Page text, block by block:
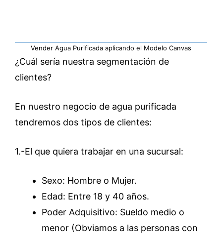
Vender Agua Purificada aplicando el Modelo Canvas
¿Cuál sería nuestra segmentación de
clientes?
En nuestro negocio de agua purificada
tendremos dos tipos de clientes:
1.-El que quiera trabajar en una sucursal:
Sexo: Hombre o Mujer.
Edad: Entre 18 y 40 años.
Poder Adquisitivo: Sueldo medio o
menor (Obviamos a las personas con